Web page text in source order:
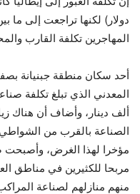
المهاجرين تكلفة القارب
أحد سكان منطقة جبنيانة
ألف دينار، وأضاف أن هناك
الصناعة بالقرب من
مؤخرا لهذا الغرض، وأصبحت
مربحا للكثيرين في مناطق
منهم منازلهم لصناعة